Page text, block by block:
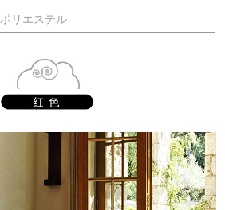
ポリエステル